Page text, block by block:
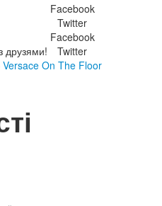
друзями!
Facebook
Twitter
Facebook
Twitter
On The Floor